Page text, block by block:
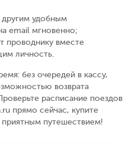
удобным
email мгновенно;
проводнику вместе
личность.
без очередей в кассу,
возврата
расписание поездов
прямо сейчас, купите
путешествием!